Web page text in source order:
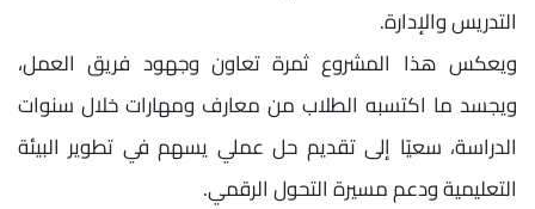
التدريس والإدارة.
ويعكس هذا المشروع ثمرة تعاون وجهود فريق العمل،
ويجسد ما اكتسبه الطلاب من معارف ومهارات خلال سنوات
الدراسة، سعيًا إلى تقديم حل عملي يسهم في تطوير البيئة
التعليمية ودعم مسيرة التحول الرقمي.